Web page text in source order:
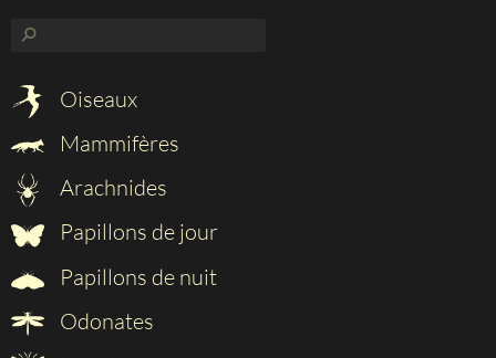
⚲
Oiseaux
Mammifères
Arachnides
Papillons de jour
Papillons de nuit
Odonates